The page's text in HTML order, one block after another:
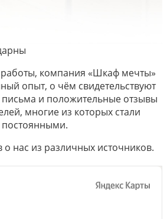
компания «Шкаф мечты»
опыт, о чём свидетельствуют
письма и положительные отзывы
многие из которых стали
постоянными.
о нас из различных источников.